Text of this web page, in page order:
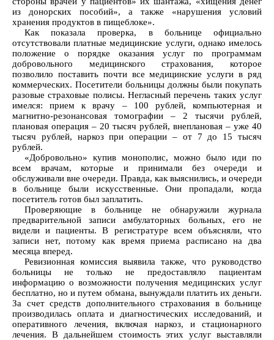
из донорских пособий», а также «нарушения условий
хранения продуктов в пищеблоке».
Как показала проверка, в больнице официально
отсутствовали платные медицинские услуги, однако имелось
положение о порядке оказания услуг по программам
добровольного медицинского страхования, которое
позволило поставить почти все медицинские услуги в ряд
коммерческих. Посетители больницы должны были покупать
разовые страховые полисы. Негласный перечень таких услуг
имелся: прием к врачу – 100 рублей, компьютерная и
магнитно-резонансовая томографии – 2 тысячи рублей,
плановая операция – 20 тысяч рублей, внеплановая – уже 40
тысяч рублей, наркоз при операции – от 7 до 15 тысяч
рублей.
«Добровольно» купив монополис, можно было иди по
всем врачам, которые и принимали без очереди и
обслуживали вне очереди. Правда, как выяснились, и очереди
в больнице были искусственные. Они пропадали, когда
посетитель готов был заплатить.
Проверяющие в больнице не обнаружили журнала
предварительной записи амбулаторных больных, его не
видели и пациенты. В регистратуре всем объясняли, что
записи нет, потому как время приема расписано на два
месяца вперед.
Ревизионная комиссия выявила также, что руководство
больницы не только не предоставляло пациентам
информацию о возможности получения медицинских услуг
бесплатно, но и путем обмана, вынуждали платить их деньги.
За счет средств дополнительного страхования в больнице
производилась оплата и диагностических исследований, и
оперативного лечения, включая наркоз, и стационарного
лечения. В дальнейшем стоимость этих услуг выставляли